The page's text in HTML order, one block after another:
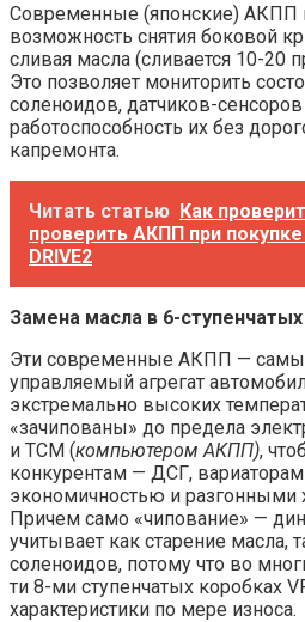
Современные (японские) АКПП
возможность снятия боковой
сливая масла (сливается 10-20
Это позволяет мониторить
соленоидов, датчиков-
работоспособность их без
капремонта.
Читать статью Как
проверить АКПП при
DRIVE2
Замена масла в 6-
Эти современные АКПП —
управляемый агрегат
экстремально высоких
«зачипованы» до предела
и TCM (компьютером АКПП),
конкурентам — ДСГ,
экономичностью и разгонными
Причем само «чипование» —
учитывает как старение масла,
соленоидов, потому что во
ти 8-ми ступенчатых коробках
характеристики по мере износа.